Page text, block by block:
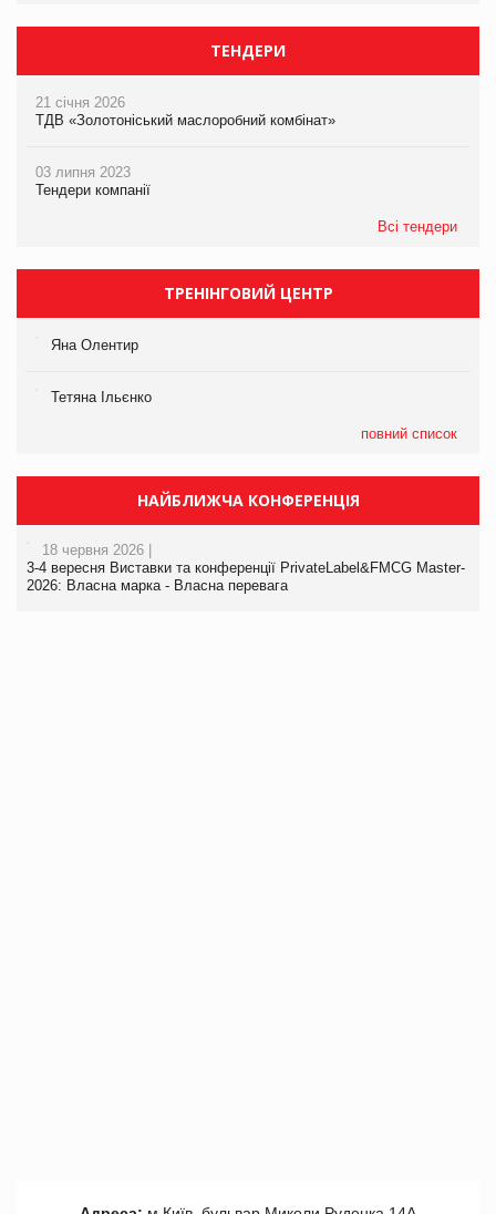
ТЕНДЕРИ
21 січня 2026
ТДВ «Золотоніський маслоробний комбінат»
03 липня 2023
Тендери компанії
Всі тендери
ТРЕНІНГОВИЙ ЦЕНТР
Яна Олентир
Тетяна Ільєнко
повний список
НАЙБЛИЖЧА КОНФЕРЕНЦІЯ
18 червня 2026 |
3-4 вересня Виставки та конференції PrivateLabel&FMCG Master-
2026: Власна марка - Власна перевага